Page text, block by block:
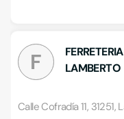
F
LAMBERTO
Calle Cofradía 11, 31251,